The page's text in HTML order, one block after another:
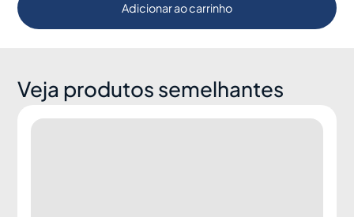
Adicionar ao carrinho
Veja produtos semelhantes